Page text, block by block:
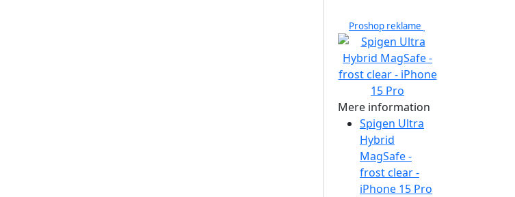
Proshop reklame
Mere information
Spigen Ultra
Hybrid
MagSafe -
frost clear -
iPhone 15 Pro